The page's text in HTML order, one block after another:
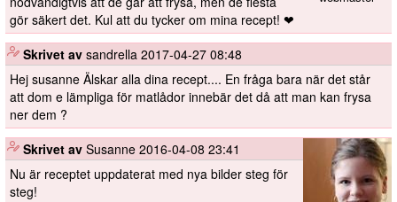
gör säkert det. Kul att du tycker om mina recept! ❤
Skrivet av sandrella 2017-04-27 08:48
Hej susanne Älskar alla dina recept.... En fråga bara när det står
att dom e lämpliga för matlådor innebär det då att man kan frysa
ner dem ?
Skrivet av Susanne 2016-04-08 23:41
Nu är receptet uppdaterat med nya bilder steg för
steg!